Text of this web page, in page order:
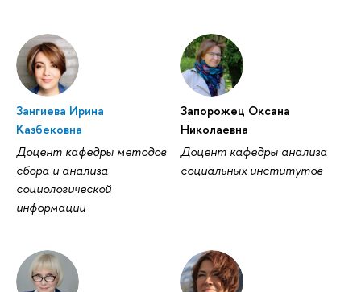
Зангиева Ирина
Казбековна
Доцент кафедры методов
сбора и анализа
социологической
информации
Запорожец Оксана
Николаевна
Доцент кафедры анализа
социальных институтов